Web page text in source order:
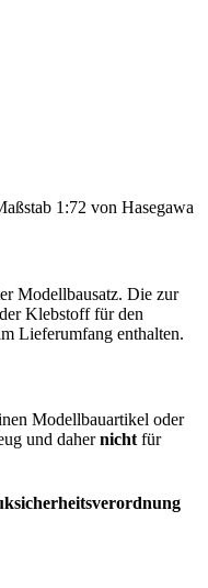
1:72 von Hasegawa
Modellbausatz. Die zur
Klebstoff für den
Lieferumfang enthalten.
Modellbauartikel oder
und dahernicht für